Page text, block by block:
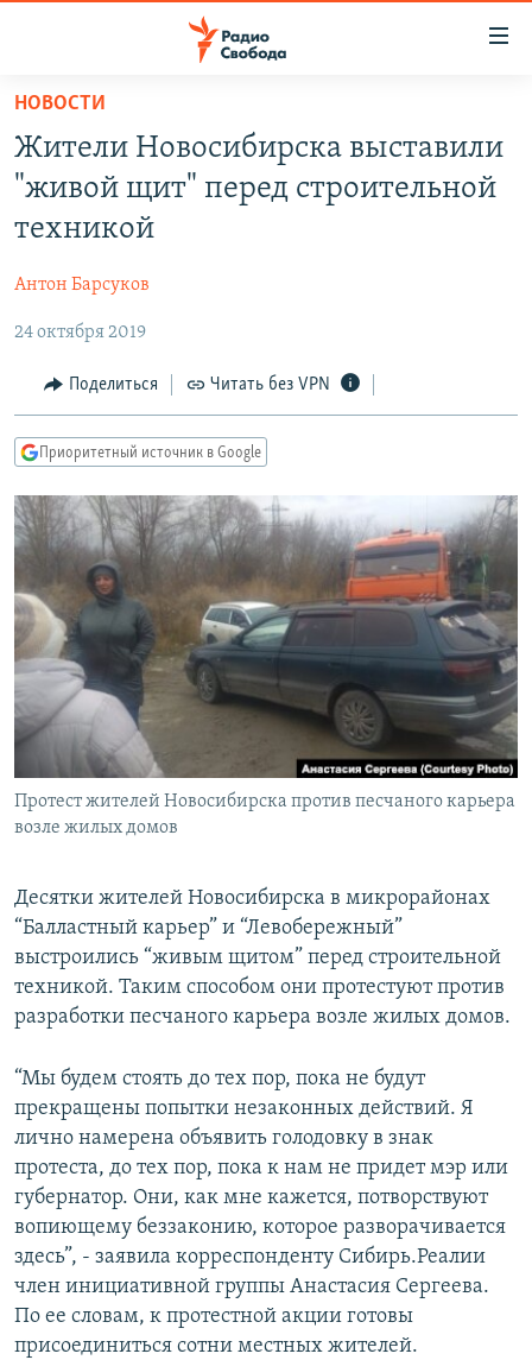
упрощенного
доступа
Вернуться
основному
Вернутся
навигации
Вернутся
поиску
ПОДКАСТЫ
АВТОРСКИЕ ПРОЕКТЫ
МНЕНИЯ
КУЛЬТУРА
IDEL.РЕАЛИИ
СЕВЕР.РЕАЛИИ
СИБИРЬ.РЕАЛИИ
РАСПИСАНИЕ ВЕЩАНИЯ
ПОДПИШИТЕСЬ НА РАССЫЛКУ
СОЦИАЛЬНЫЕ СЕТИ
Все сайты РСЕ/РС
НОВОСТИ
Жители Новосибирска выставили
"живой щит" перед строительной
техникой
Антон Барсуков
24 октября 2019
Поделиться Читать без VPN
Приоритетный источник в Google
Протест жителей Новосибирска против песчаного карьера
возле жилых домов
Десятки жителей Новосибирска в микрорайонах
“Балластный карьер” и “Левобережный”
выстроились “живым щитом” перед строительной
техникой. Таким способом они протестуют против
разработки песчаного карьера возле жилых домов.
“Мы будем стоять до тех пор, пока не будут
прекращены попытки незаконных действий. Я
лично намерена объявить голодовку в знак
протеста, до тех пор, пока к нам не придет мэр или
губернатор. Они, как мне кажется, потворствуют
вопиющему беззаконию, которое разворачивается
здесь”, - заявила корреспонденту Cибирь.Реалии
член инициативной группы Анастасия Сергеева.
По ее словам, к протестной акции готовы
присоединиться сотни местных жителей.